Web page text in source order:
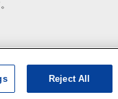
Reject All